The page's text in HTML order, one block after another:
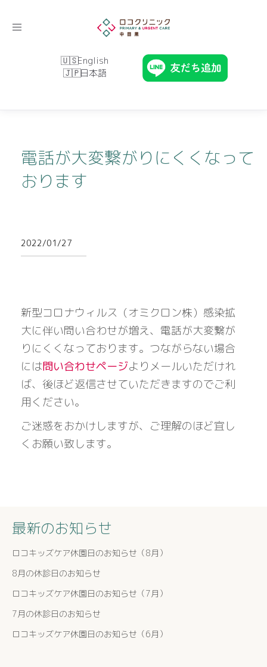
Toggle
English
日本語
電話が大変繋がりにくくなって
おります
2022/01/27
新型コロナウィルス（オミクロン株）感染拡
大に伴い問い合わせが増え、電話が大変繋が
りにくくなっております。つながらない場合
には問い合わせページよりメールいただけれ
ば、後ほど返信させていただきますのでご利
用ください。
ご迷惑をおかけしますが、ご理解のほど宜し
くお願い致します。
最新のお知らせ
ロコキッズケア休園日のお知らせ（8月）
8月の休診日のお知らせ
ロコキッズケア休園日のお知らせ（7月）
7月の休診日のお知らせ
ロコキッズケア休園日のお知らせ（6月）